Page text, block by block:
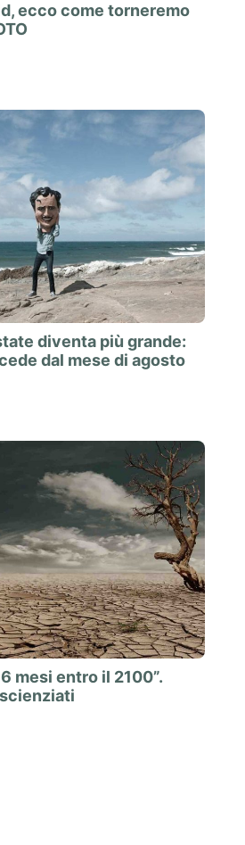
ecco come torneremo
diventa più grande:
dal mese di agosto
mesi entro il 2100”.
scienziati